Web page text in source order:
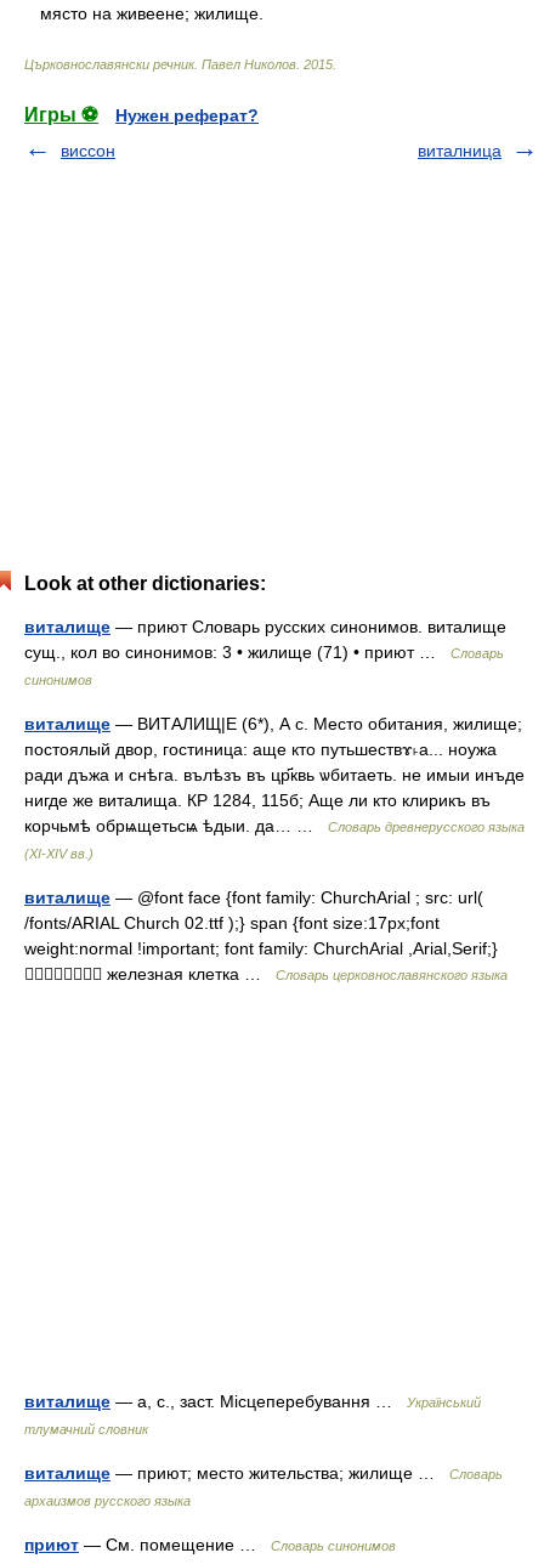
място на живеене; жилище.
Църковнославянски речник. Павел Николов 2015
Игры ⚽
Нужен реферат?
виссон
виталница
Look at other dictionaries:
виталище — приют Словарь русских синонимов. виталище
сущ., кол во синонимов: 3 • жилище (71) • приют …
Словарь
синонимов
виталище — ВИТАЛИЩ|Е (6*), А с. Место обитания, жилище;
постоялый двор, гостиница: аще кто путьшествɤ˫а... ноужа
ради дъжа и снѣга. вълѣзъ въ цр҃квь ѡбитаеть. не имыи инъде
нигде же виталища. КР 1284, 115б; Аще ли кто клирикъ въ
корчьмѣ обрѩщетьсѩ ѣдыи. да… …
Словарь древнерусского языка
(XI-XIV вв.)
виталище — @font face {font family: ChurchArial ; src: url(
/fonts/ARIAL Church 02.ttf );} span {font size:17px;font
weight:normal !important; font family: ChurchArial ,Arial,Serif;}
 железная клетка …
Словарь церковнославянского языка
виталище — а, с., заст. Місцеперебування …
Український
тлумачний словник
виталище — приют; место жительства; жилище …
Cловарь
архаизмов русского языка
приют — См. помещение … Словарь синонимов